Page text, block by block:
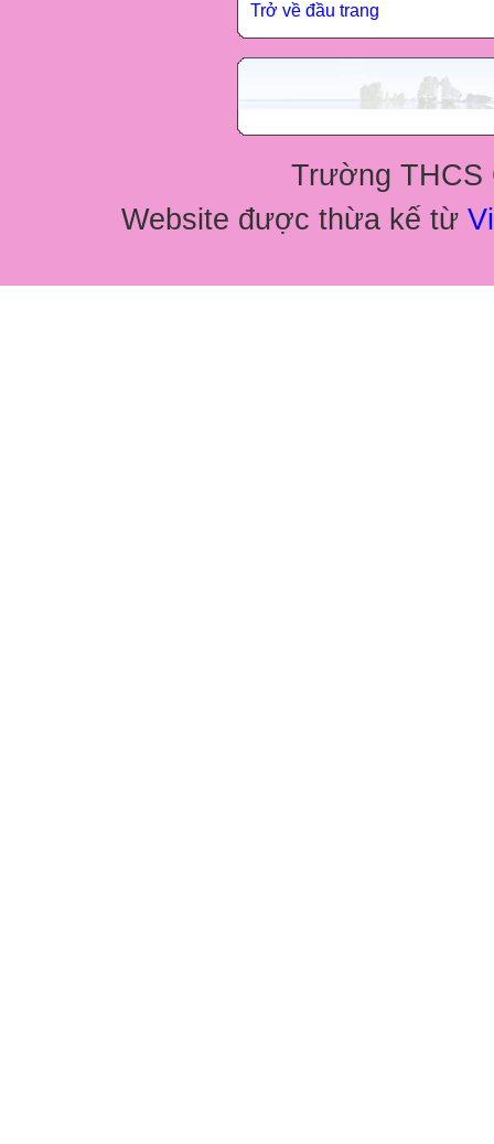
Trở về đầu trang
Trường THCS
Website được thừa kế từ